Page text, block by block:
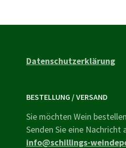
Datenschutzerklärung
BESTELLUNG / VERSAND
Sie möchten Wein
Senden Sie eine Nachricht
info@schillings-